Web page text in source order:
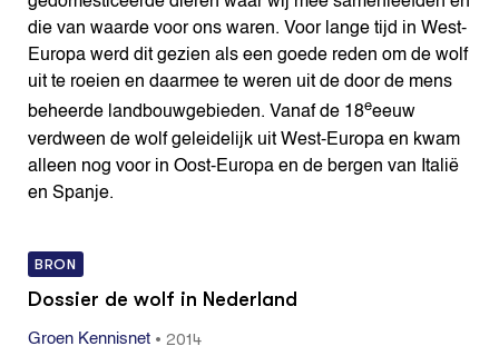
die van waarde voor ons waren. Voor lange tijd in West-
Europa werd dit gezien als een goede reden om de wolf
uit te roeien en daarmee te weren uit de door de mens
beheerde landbouwgebieden. Vanaf de 18eeeuw
verdween de wolf geleidelijk uit West-Europa en kwam
alleen nog voor in Oost-Europa en de bergen van Italië
en Spanje.
BRON
Dossier de wolf in Nederland
Groen Kennisnet• 2014